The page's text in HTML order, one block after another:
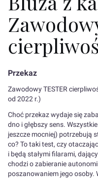
Przekaz
Zawodowy TESTER
od 2022 r.)
Choć przekaz wydaje się
dno i głębszy sens.
jeszcze mocniej) potrzebują
co? To taki test, czy
i będą stałymi filarami,
chodzi o zabieranie
poszanowaniem jego osoby.